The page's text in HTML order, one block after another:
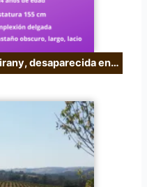
desaparecida en…